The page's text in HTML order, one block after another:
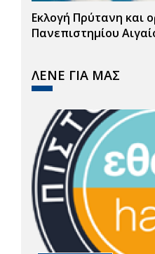
Εκλογή Πρύτανη και
Πανεπιστημίου
ΛΕΝΕ ΓΙΑ ΜΑΣ